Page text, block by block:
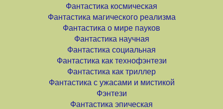
Фантастика космическая
Фантастика магического реализма
Фантастика о мире пауков
Фантастика научная
Фантастика социальная
Фантастика как технофэнтези
Фантастика как триллер
Фантастика с ужасами и мистикой
Фэнтези
Фантастика эпическая